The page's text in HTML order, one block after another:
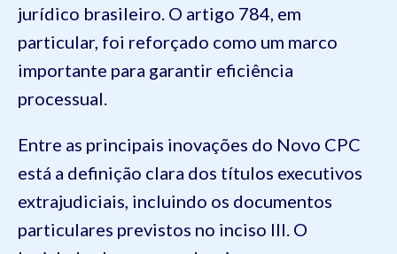
jurídico brasileiro. O artigo 784, em
particular, foi reforçado como um marco
importante para garantir eficiência
processual.
Entre as principais inovações do Novo CPC
está a definição clara dos títulos executivos
extrajudiciais, incluindo os documentos
particulares previstos no inciso III. O